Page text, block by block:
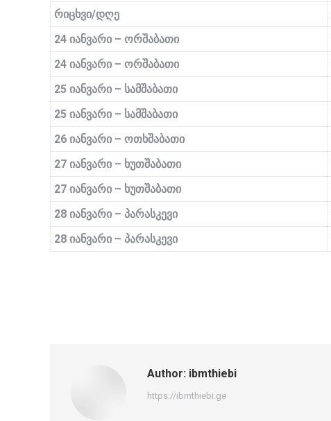
რიცხვი/დღე
24 იანვარი – ორშაბათი
24 იანვარი – ორშაბათი
25 იანვარი – სამშაბათი
25 იანვარი – სამშაბათი
26 იანვარი – ოთხშაბათი
27 იანვარი – ხუთშაბათი
27 იანვარი – ხუთშაბათი
28 იანვარი – პარასკევი
28 იანვარი – პარასკევი
Author: ibmthiebi
https://ibmthiebi.ge